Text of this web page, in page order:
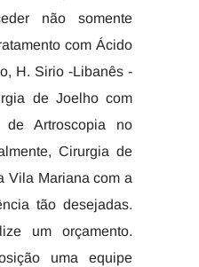
não somente
com Ácido
H. Sirio -Libanês -
de Joelho com
Artroscopia no
Cirurgia de
Vila Mariana com a
tão desejadas.
um orçamento.
uma equipe